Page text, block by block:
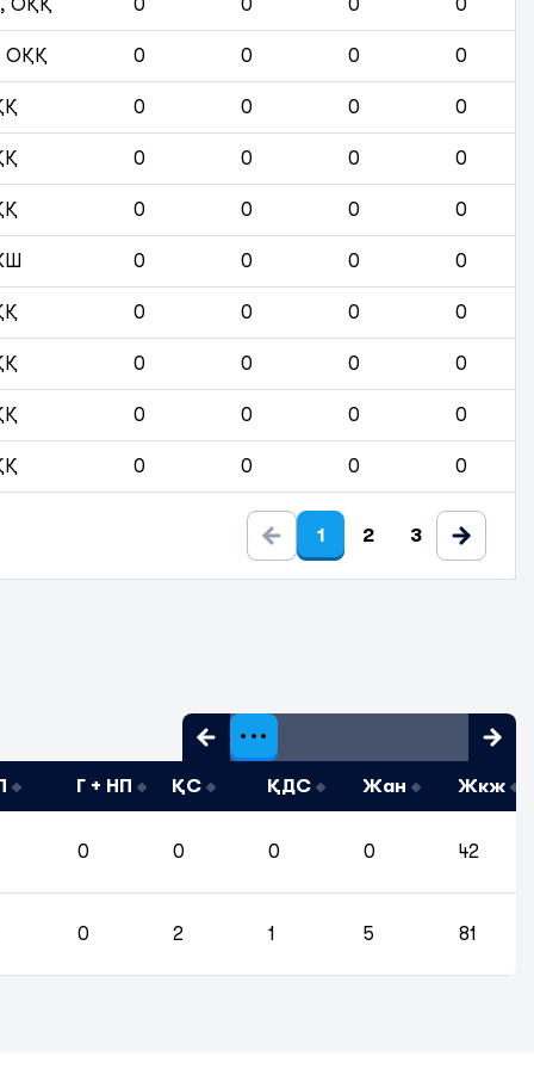
ОҚҚ 0 0 0 0
0 0 0 0
0 0 0 0
0 0 0 0
0 0 0 0
0 0 0 0
0 0 0 0
0 0 0 0
0 0 0 0
0 0 0 0
1 2 3
Г + НП ҚС ҚДС Жан Жкж
0 0 0 0 42
0 2 1 5 81